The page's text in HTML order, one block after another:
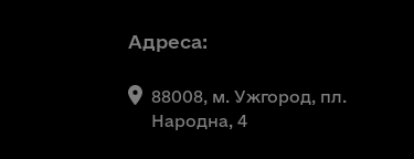
Адреса:
88008, м. Ужгород, пл.
Народна, 4